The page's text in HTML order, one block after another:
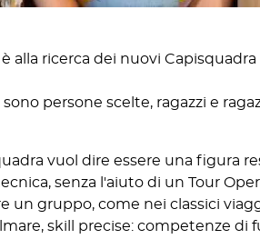
è alla ricerca dei nuovi
sono persone scelte, ragazzi e
vuol dire essere una figura
senza l'aiuto di un Tour
un gruppo, come nei classici
skill precise: competenze